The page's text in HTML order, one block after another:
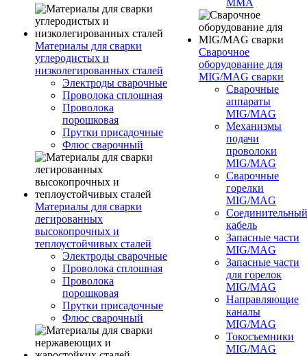
Материалы для сварки
углеродистых и
низколегированных сталей
Электроды сварочные
Проволока сплошная
Проволока
порошковая
Прутки присадочные
Флюс сварочный
Материалы для сварки
легированных
высокопрочных и
теплоустойчивых сталей
Электроды сварочные
Проволока сплошная
Проволока
порошковая
Прутки присадочные
Флюс сварочный
MMA
Сварочное
оборудование для
MIG/MAG сварки
Сварочные
аппараты
MIG/MAG
Механизмы
подачи
проволоки
MIG/MAG
Сварочные
горелки
MIG/MAG
Соединительный
кабель
Запасные части
MIG/MAG
Запасные части
для горелок
MIG/MAG
Направляющие
каналы
MIG/MAG
Токосъемники
MIG/MAG